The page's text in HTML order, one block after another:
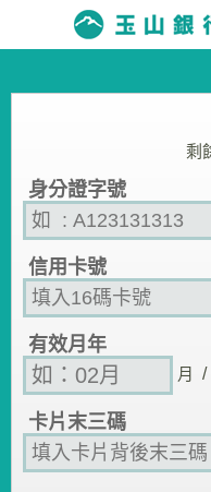
剩
身分證字號
信用卡號
有效月年
月 /
卡片末三碼